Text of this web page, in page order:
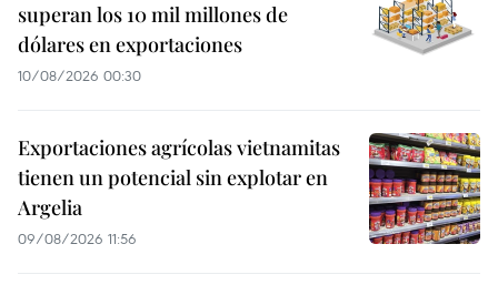
superan los 10 mil millones de
dólares en exportaciones
10/08/2026 00:30
Exportaciones agrícolas vietnamitas
tienen un potencial sin explotar en
Argelia
09/08/2026 11:56